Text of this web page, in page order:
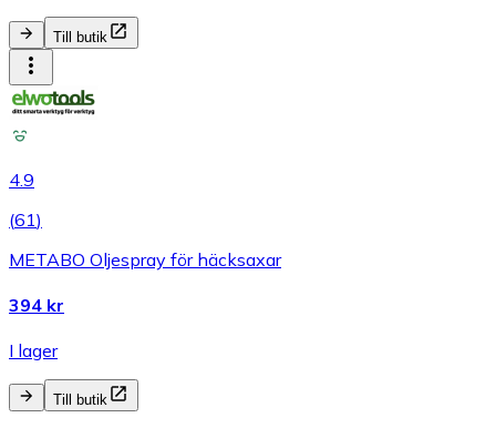
Till butik
4.9
(61)
METABO Oljespray för häcksaxar
394 kr
I lager
Till butik